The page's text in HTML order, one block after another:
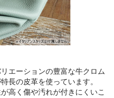
エーションの豊富な牛クロム
長の皮革を使っています。
高く傷や汚れが付きにくいこ